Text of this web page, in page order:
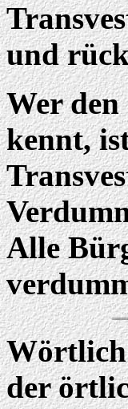
und
Wer
kennt,
Alle
Wörtlich
der